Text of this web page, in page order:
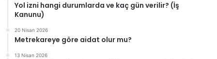
Yol izni hangi durumlarda ve kaç gün verilir? (İş
Kanunu)
20 Nisan 2026
Metrekareye göre aidat olur mu?
13 Nisan 2026